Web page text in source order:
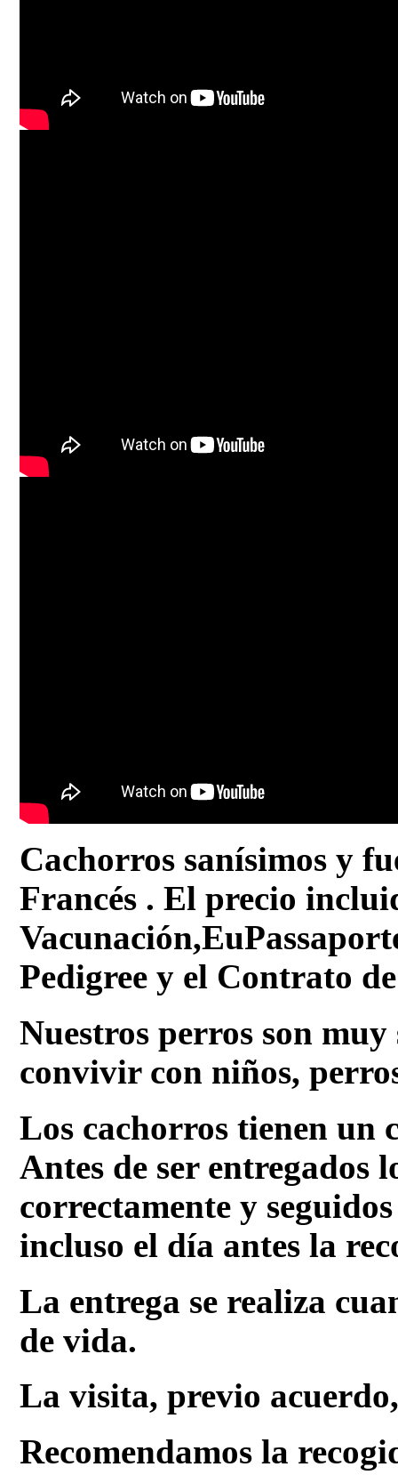
Cachorros sanísimos y
Francés . El precio
Pedigree y el Contrato
Nuestros perros son
convivir con niños,
Los cachorros tienen un
Antes de ser entregados
correctamente y
incluso el día antes la
La entrega se realiza
de vida.
La visita, previo
Recomendamos la